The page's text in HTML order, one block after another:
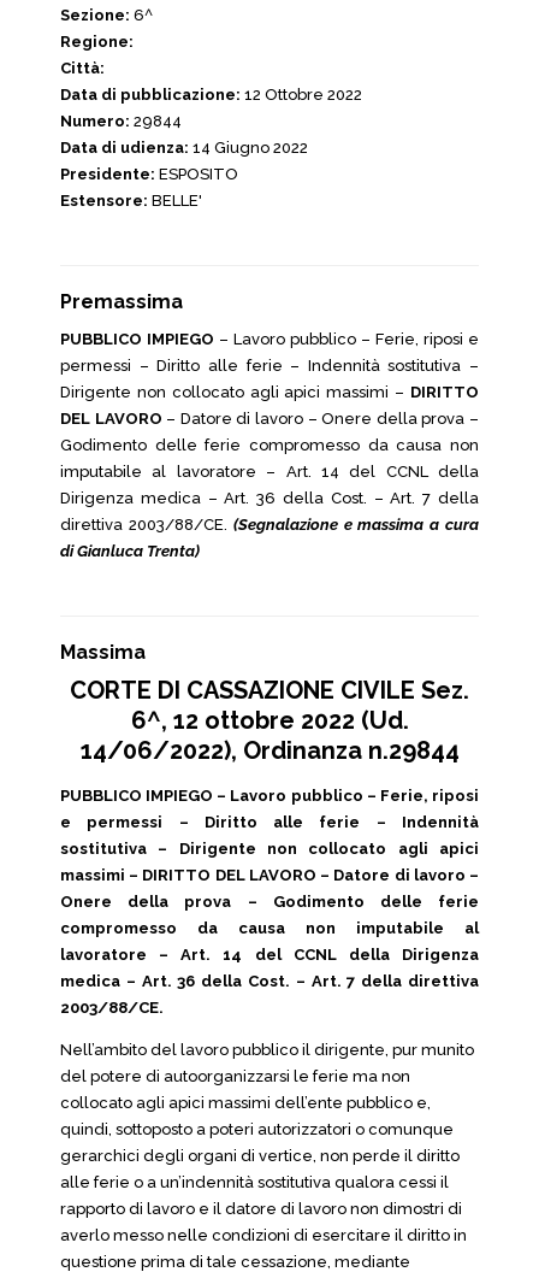
Sezione: 6^
Regione:
Città:
Data di pubblicazione: 12 Ottobre 2022
Numero: 29844
Data di udienza: 14 Giugno 2022
Presidente: ESPOSITO
Estensore: BELLE'
Premassima
PUBBLICO IMPIEGO – Lavoro pubblico – Ferie, riposi e
permessi – Diritto alle ferie – Indennità sostitutiva –
Dirigente non collocato agli apici massimi – DIRITTO
DEL LAVORO – Datore di lavoro – Onere della prova –
Godimento delle ferie compromesso da causa non
imputabile al lavoratore – Art. 14 del CCNL della
Dirigenza medica – Art. 36 della Cost. – Art. 7 della
direttiva 2003/88/CE. (Segnalazione e massima a cura
di Gianluca Trenta)
Massima
CORTE DI CASSAZIONE CIVILE Sez.
6^, 12 ottobre 2022 (Ud.
14/06/2022), Ordinanza n.29844
PUBBLICO IMPIEGO – Lavoro pubblico – Ferie, riposi
e permessi – Diritto alle ferie – Indennità
sostitutiva – Dirigente non collocato agli apici
massimi – DIRITTO DEL LAVORO – Datore di lavoro –
Onere della prova – Godimento delle ferie
compromesso da causa non imputabile al
lavoratore – Art. 14 del CCNL della Dirigenza
medica – Art. 36 della Cost. – Art. 7 della direttiva
2003/88/CE.
Nell’ambito del lavoro pubblico il dirigente, pur munito
del potere di autoorganizzarsi le ferie ma non
collocato agli apici massimi dell’ente pubblico e,
quindi, sottoposto a poteri autorizzatori o comunque
gerarchici degli organi di vertice, non perde il diritto
alle ferie o a un’indennità sostitutiva qualora cessi il
rapporto di lavoro e il datore di lavoro non dimostri di
averlo messo nelle condizioni di esercitare il diritto in
questione prima di tale cessazione, mediante